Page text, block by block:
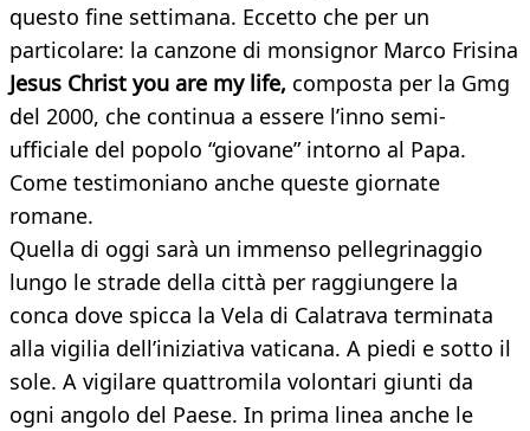
questo fine settimana. Eccetto che per un
particolare: la canzone di monsignor Marco Frisina
Jesus Christ you are my life, composta per la Gmg
del 2000, che continua a essere l’inno semi-
ufficiale del popolo “giovane” intorno al Papa.
Come testimoniano anche queste giornate
romane.
Quella di oggi sarà un immenso pellegrinaggio
lungo le strade della città per raggiungere la
conca dove spicca la Vela di Calatrava terminata
alla vigilia dell’iniziativa vaticana. A piedi e sotto il
sole. A vigilare quattromila volontari giunti da
ogni angolo del Paese. In prima linea anche le